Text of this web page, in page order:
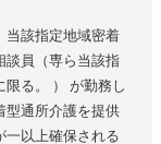
当該指定地域密着
談員（専ら当該指
る。 ） が勤務し
型通所介護を提供
一以上確保される